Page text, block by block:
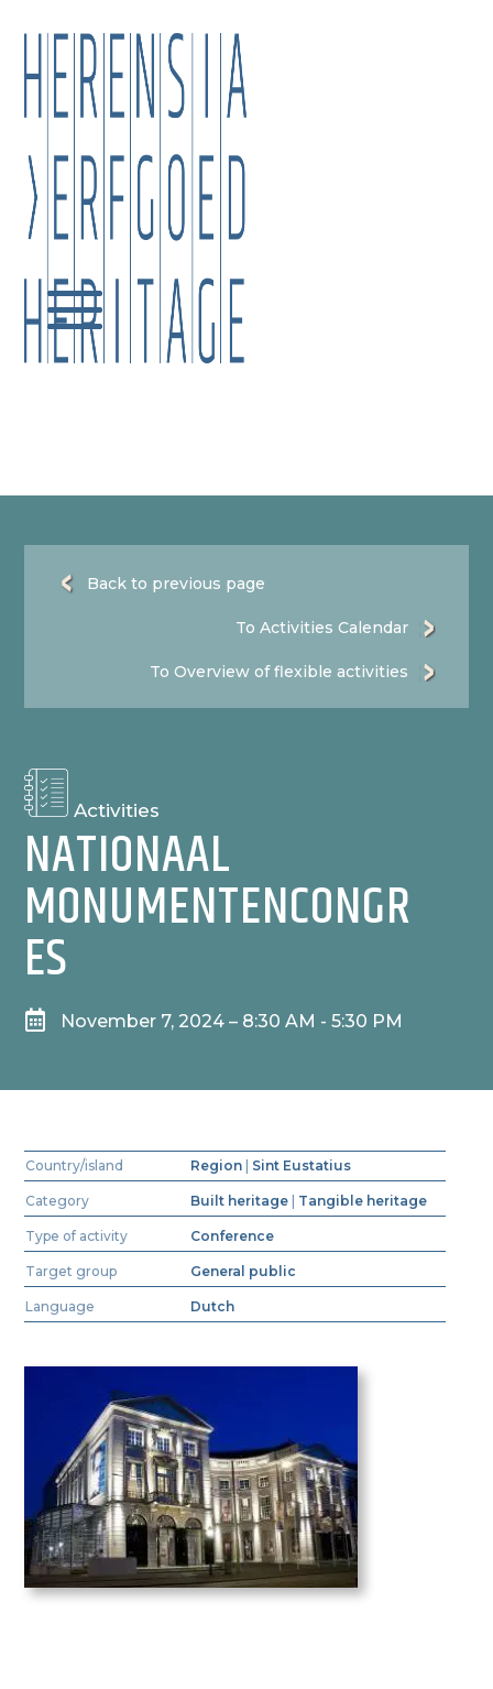
Back to previous page
To Activities Calendar
To Overview of flexible activities
Activities
NATIONAAL
MONUMENTENCONGR
ES
 November 7, 2024 – 8:30 AM - 5:30 PM
Country/island Region Sint Eustatius
Category Built heritage Tangible heritage
Type of activity Conference
Target group General public
Language Dutch